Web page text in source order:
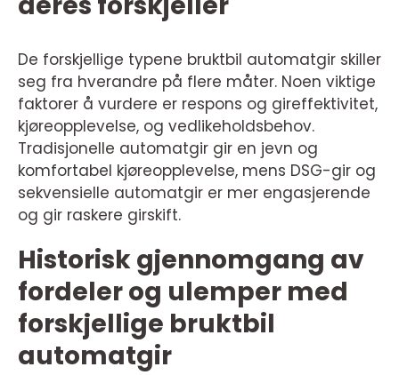
De forskjellige typene bruktbil automatgir skiller
seg fra hverandre på flere måter. Noen viktige
faktorer å vurdere er respons og gireffektivitet,
kjøreopplevelse, og vedlikeholdsbehov.
Tradisjonelle automatgir gir en jevn og
komfortabel kjøreopplevelse, mens DSG-gir og
sekvensielle automatgir er mer engasjerende
og gir raskere girskift.
Historisk gjennomgang av
fordeler og ulemper med
forskjellige bruktbil
automatgir